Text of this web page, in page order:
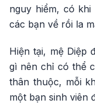
nguy hiểm, có
các bạn về rồi la
Hiện tại, mệ Diệp
gì nên chỉ có thể
thân thuộc, mỗi
một bạn sinh viên